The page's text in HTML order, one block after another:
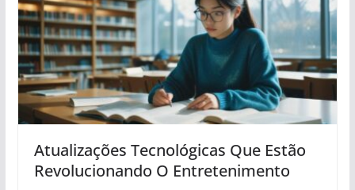
Atualizações Tecnológicas Que Estão
Revolucionando O Entretenimento